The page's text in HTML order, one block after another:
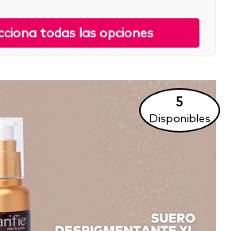
todas las opciones
5
Disponibles